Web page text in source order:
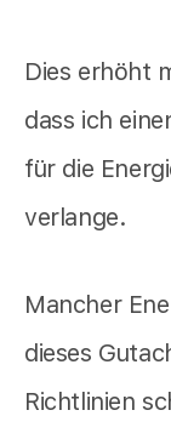
Dies erhöht
dass ich
für die
verlange.
Mancher
dieses
Richtlinien